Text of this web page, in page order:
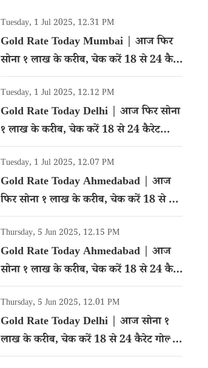
Tuesday, 1 Jul 2025, 12.31 PM
Gold Rate Today Mumbai | आज फिर
सोना १ लाख के करीब, चेक करें 18 से 24 कैरेट
गोल्ड का रेट
Tuesday, 1 Jul 2025, 12.12 PM
Gold Rate Today Delhi | आज फिर सोना
१ लाख के करीब, चेक करें 18 से 24 कैरेट
गोल्ड का रेट
Tuesday, 1 Jul 2025, 12.07 PM
Gold Rate Today Ahmedabad | आज
फिर सोना १ लाख के करीब, चेक करें 18 से 24
कैरेट गोल्ड का रेट
Thursday, 5 Jun 2025, 12.15 PM
Gold Rate Today Ahmedabad | आज
सोना १ लाख के करीब, चेक करें 18 से 24 कैरेट
गोल्ड का रेट
Thursday, 5 Jun 2025, 12.01 PM
Gold Rate Today Delhi | आज सोना १
लाख के करीब, चेक करें 18 से 24 कैरेट गोल्ड
का रेट